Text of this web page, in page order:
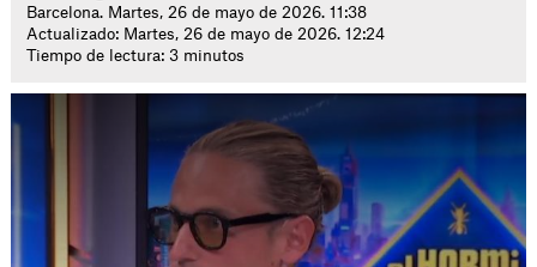
Barcelona. Martes, 26 de mayo de 2026. 11:38
Actualizado: Martes, 26 de mayo de 2026. 12:24
Tiempo de lectura: 3 minutos